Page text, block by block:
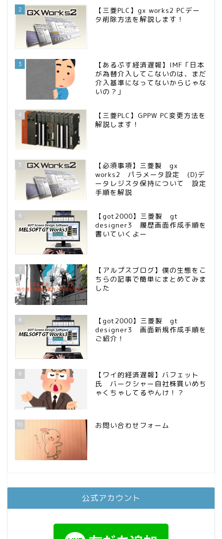
2
【三菱PLC】gx works2 PCデー
タ削除方法を解説します！
3
【あるぷす経済遅報】IMF「日本
が為替介入してこないのは、まだ
介入基準になってないからじゃな
いの？」
4
【三菱PLC】GPPW PC変更方法を
解説します！
5
【必須事項】三菱製 gx
works2 パラメータ設定 (D)デ
ータレジスタ保持について 設定
手順を解説
6
【got2000】三菱製 gt
designer3 履歴画面作成手順を
書いていくよー
7
【アルプスブログ】僕の生態をこ
ちらの記事で簡単にまとめてみま
した
8
【got2000】三菱製 gt
designer3 画面新規作成手順を
ご紹介！
9
【ワイ的経済遅報】バフェット
氏 バークシャー自社株買いめち
ゃくちゃしてるやんけ！？
10 お問い合わせフォーム
公式アカウント